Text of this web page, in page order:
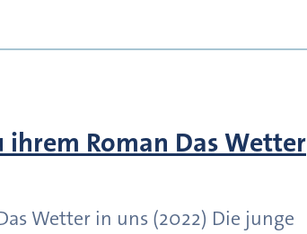
ihrem Roman Das Wetter
Wetter in uns (2022) Die junge